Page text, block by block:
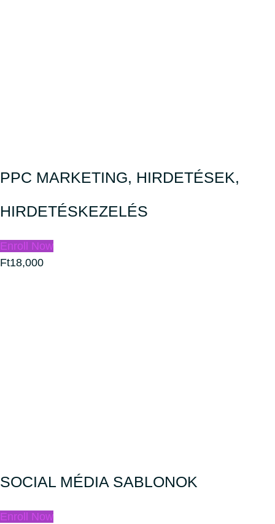
PPC MARKETING, HIRDETÉSEK,
HIRDETÉSKEZELÉS
Enroll Now
Ft18,000
SOCIAL MÉDIA SABLONOK
Enroll Now